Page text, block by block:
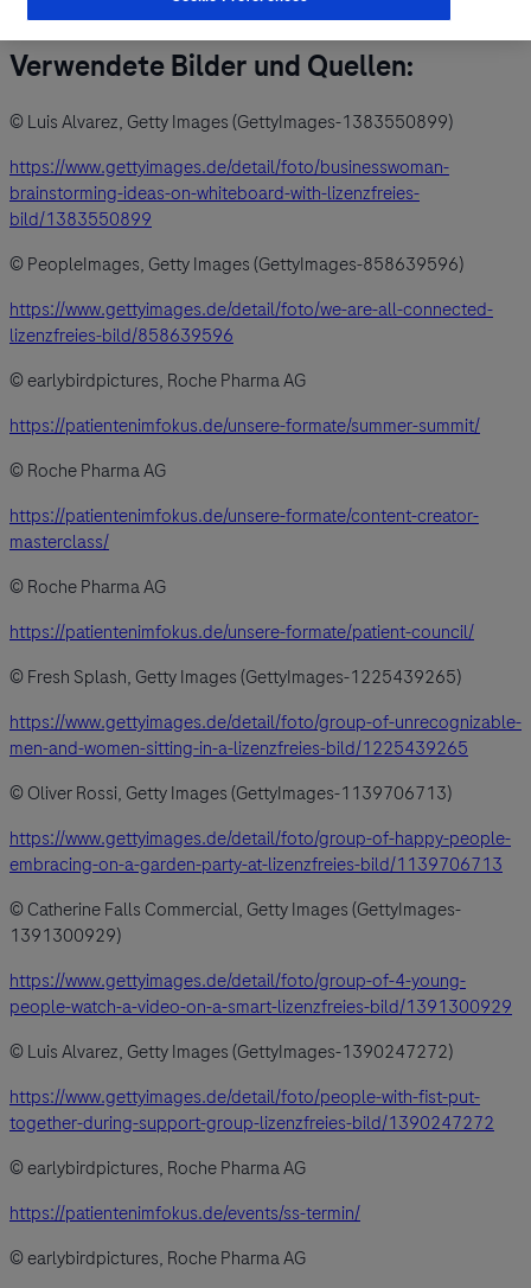
Verwendete Bilder und Quellen:
© Luis Alvarez, Getty Images (GettyImages-1383550899)
https://www.gettyimages.de/detail/foto/businesswoman-
brainstorming-ideas-on-whiteboard-with-lizenzfreies-
bild/1383550899
© PeopleImages, Getty Images (GettyImages-858639596)
https://www.gettyimages.de/detail/foto/we-are-all-connected-
lizenzfreies-bild/858639596
© earlybirdpictures, Roche Pharma AG
https://patientenimfokus.de/unsere-formate/summer-summit/
© Roche Pharma AG
https://patientenimfokus.de/unsere-formate/content-creator-
masterclass/
© Roche Pharma AG
https://patientenimfokus.de/unsere-formate/patient-council/
© Fresh Splash, Getty Images (GettyImages-1225439265)
https://www.gettyimages.de/detail/foto/group-of-unrecognizable-
men-and-women-sitting-in-a-lizenzfreies-bild/1225439265
© Oliver Rossi, Getty Images (GettyImages-1139706713)
https://www.gettyimages.de/detail/foto/group-of-happy-people-
embracing-on-a-garden-party-at-lizenzfreies-bild/1139706713
© Catherine Falls Commercial, Getty Images (GettyImages-
1391300929)
https://www.gettyimages.de/detail/foto/group-of-4-young-
people-watch-a-video-on-a-smart-lizenzfreies-bild/1391300929
© Luis Alvarez, Getty Images (GettyImages-1390247272)
https://www.gettyimages.de/detail/foto/people-with-fist-put-
together-during-support-group-lizenzfreies-bild/1390247272
© earlybirdpictures, Roche Pharma AG
https://patientenimfokus.de/events/ss-termin/
© earlybirdpictures, Roche Pharma AG